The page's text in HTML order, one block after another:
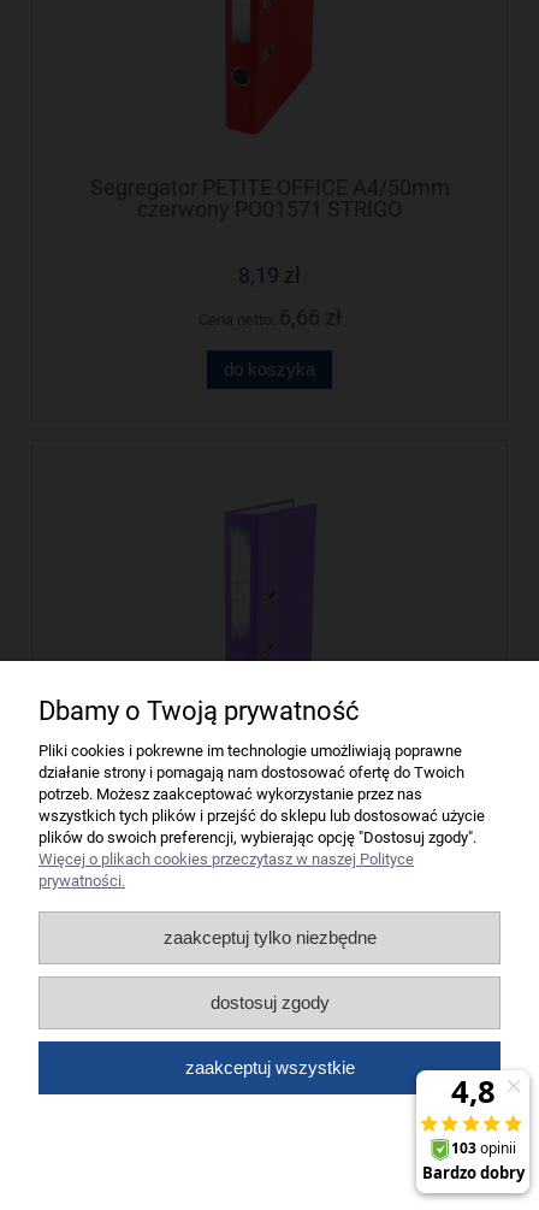
Segregator PETITE OFFICE A4/50mm
czerwony PO01571 STRIGO
8,19 zł
do koszyka
Segregator PETITE OFFICE A4/50mm
fioletowy PO01601 STRIGO
8,19 zł
Cena netto:6,66 zł
do koszyka
Dbamy o Twoją prywatność
Pliki cookies i pokrewne im technologie umożliwiają poprawne
działanie strony i pomagają nam dostosować ofertę do Twoich
potrzeb. Możesz zaakceptować wykorzystanie przez nas
wszystkich tych plików i przejść do sklepu lub dostosować użycie
plików do swoich preferencji, wybierając opcję "Dostosuj zgody".
Więcej o plikach cookies przeczytasz w naszej Polityce
prywatności.
zaakceptuj tylko niezbędne
dostosuj zgody
zaakceptuj wszystkie